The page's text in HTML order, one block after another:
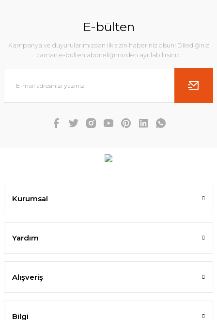
E-bülten
Kampanya ve duyurularımızdan ilk sizin haberiniz olsun! Dilediğiniz
zaman e-bülten aboneliğimizden ayrılabilirsiniz.
Kurumsal
Yardım
Alışveriş
Bilgi